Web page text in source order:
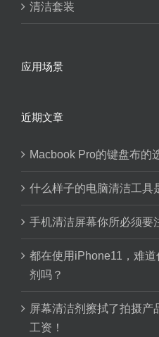
清洁套装
应用场景
近期文章
Macbook Pro的键盘布的
什么样子的电脑清洁工具
手机清洁屏幕你所必须要
都在使用iPhone11，难
剂吗？
屏幕清洁剂擦拭了拍摄产
工资！